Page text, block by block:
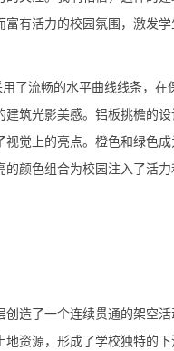
富有活力的校园氛围，激发
用了流畅的水平曲线线条，在
建筑光影美感。铝板挑檐的
视觉上的亮点。橙色和绿色
颜色组合为校园注入了活力
创造了一个连续贯通的架空
资源，形成了学校独特的下